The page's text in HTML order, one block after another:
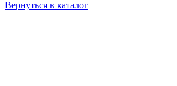
Вернуться в каталог